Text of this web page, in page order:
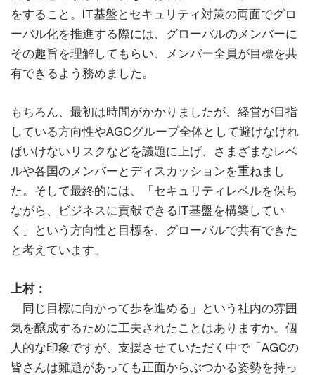
をすること。IT基盤とセキュリティ対策の両面でグロ
ーバル化を推進する際には、グローバルのメンバーに
その趣旨を理解してもらい、メンバー全員が目標を共
有できるよう務めました。
もちろん、最初は時間がかかりましたが、経営が目指
している方向性やAGCグループ全体として避けなけれ
ばいけないリスクなどを議題に上げ、さまざまなレベ
ルや各国のメンバーとディスカッションを重ねまし
た。そして最終的には、「セキュリティレベルを保ち
ながら、ビジネスに貢献できるIT基盤を構築してい
く」という方向性と目標を、グローバルで共有できた
と考えています。
上村：
「同じ目標に向かって歩を進める」という社内の雰囲
気を醸成するために工夫されたことはありますか。個
人的な印象ですが、支援させていただく中で「AGCの
皆さんは難題があっても正面からぶつかる姿勢を持っ